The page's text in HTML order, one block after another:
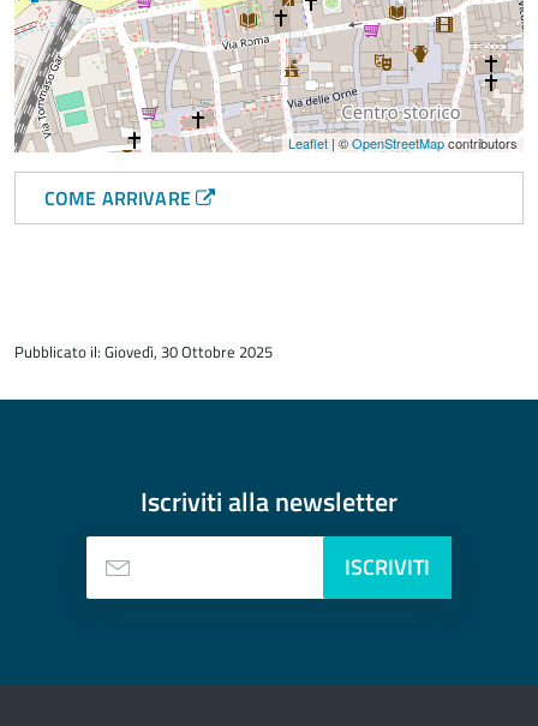
Leaflet | ©OpenStreetMapcontributors
COME ARRIVARE
del
Pubblicato il: Giovedì, 30 Ottobre 2025
Iscriviti allanewsletter
ISCRIVITI